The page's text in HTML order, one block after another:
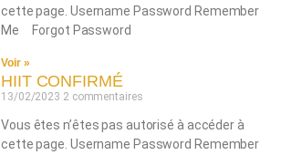
cette page. Username Password Remember
Me Forgot Password
Voir »
HIIT CONFIRMÉ
13/02/2023 2 commentaires
Vous êtes n’êtes pas autorisé à accéder à
cette page. Username Password Remember